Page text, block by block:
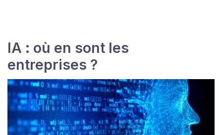
IA : où en sont les
entreprises ?